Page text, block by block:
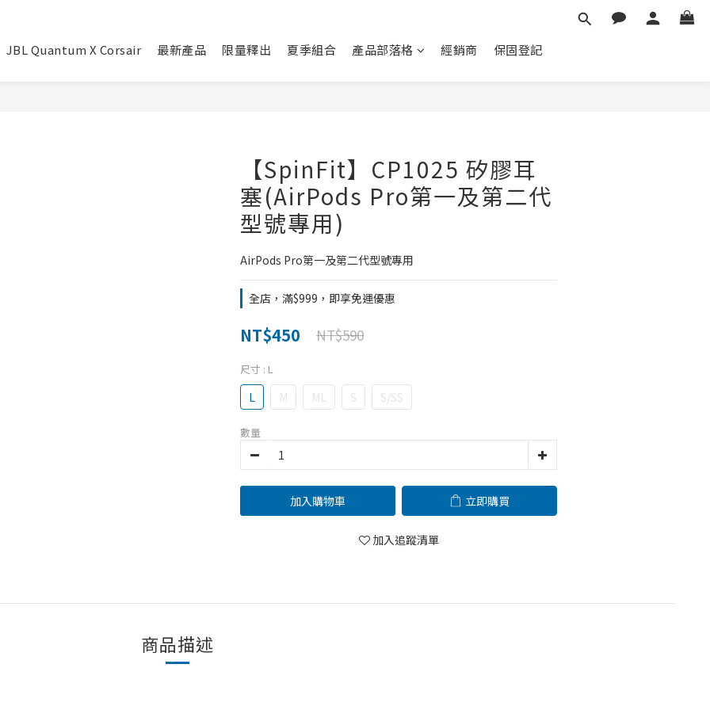
JBL Quantum X Corsair 最新產品 限量釋出 夏季組合 產品部落格 經銷商 保固登記
【SpinFit】CP1025 矽膠耳
塞(AirPods Pro第一及第二代
型號專用)
AirPods Pro第一及第二代型號專用
全店，滿$999，即享免運優惠
NT$450 NT$590
尺寸 : L
L M ML S S/SS
數量
加入購物車 立即購買
加入追蹤清單
商品描述